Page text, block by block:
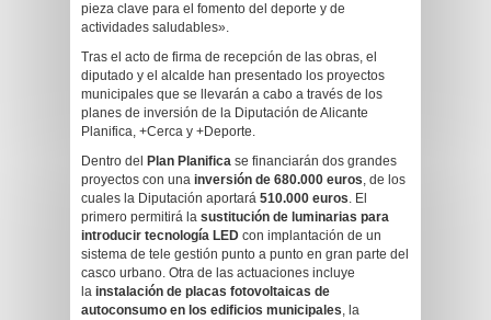
pieza clave para el fomento del deporte y de
actividades saludables».
Tras el acto de firma de recepción de las obras, el
diputado y el alcalde han presentado los proyectos
municipales que se llevarán a cabo a través de los
planes de inversión de la Diputación de Alicante
Planifica, +Cerca y +Deporte.
Dentro del
Plan Planifica se financiarán dos grandes
proyectos con una inversión de 680.000 euros, de los
cuales la Diputación aportará 510.000 euros. El
primero permitirá la sustitución de luminarias para
introducir tecnología LED con implantación de un
sistema de tele gestión punto a punto en gran parte del
casco urbano. Otra de las actuaciones incluye
la instalación de placas fotovoltaicas de
autoconsumo en los edificios municipales, la